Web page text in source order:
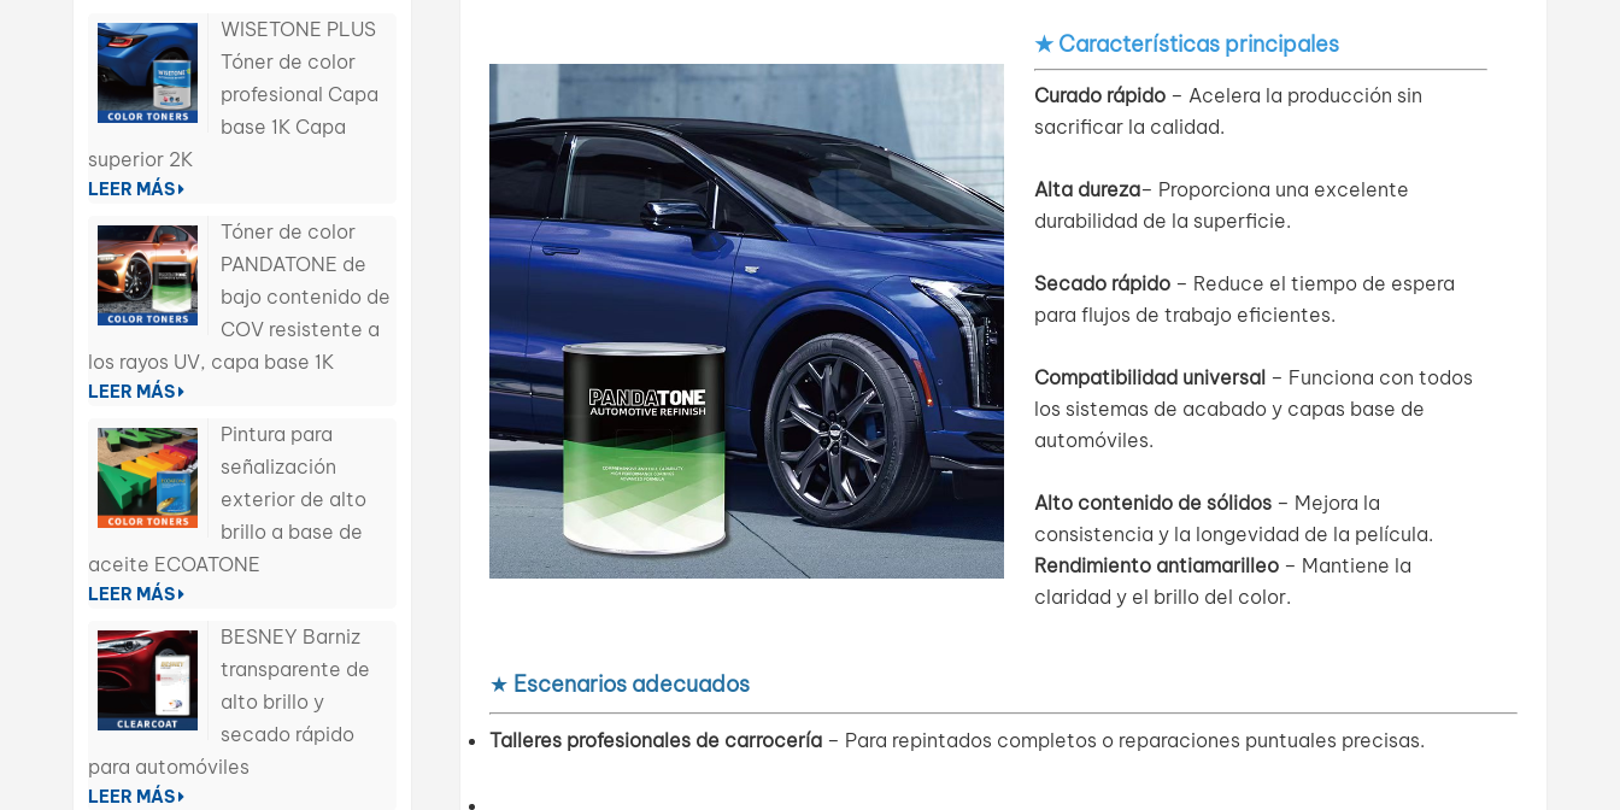
WISETONE PLUS
Tóner de color
profesional Capa
base 1K Capa
superior 2K
LEER MÁS
Tóner de color
PANDATONE de
bajo contenido de
COV resistente a
los rayos UV, capa base 1K
LEER MÁS
Pintura para
señalización
exterior de alto
brillo a base de
aceite ECOATONE
LEER MÁS
BESNEY Barniz
transparente de
alto brillo y
secado rápido
para automóviles
LEER MÁS
★ Características principales
Curado rápido– Acelera la producción sin
sacrificar la calidad.
Alta dureza– Proporciona una excelente
durabilidad de la superficie.
Secado rápido– Reduce el tiempo de espera
para flujos de trabajo eficientes.
Compatibilidad universal – Funciona con todos
los sistemas de acabado y capas base de
automóviles.
Alto contenido de sólidos– Mejora la
consistencia y la longevidad de la película.
Rendimiento antiamarilleo – Mantiene la
claridad y el brillo del color.
★ Escenarios adecuados
Talleres profesionales de carrocería– Para repintados completos o reparaciones puntuales precisas.